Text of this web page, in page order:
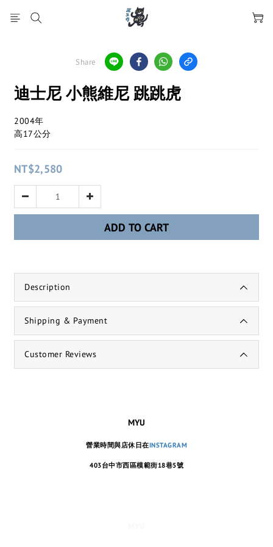
Share
迪士尼 小熊維尼 跳跳虎
2004年
高17公分
NT$2,580
ADD TO CART
Description
Shipping & Payment
Customer Reviews
MYU
營業時間與店休日在INSTAGRAM
403台中市西區模範街18巷5號